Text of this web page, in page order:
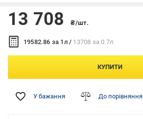
13 708 ₴/шт.
19582.86 за 1л / 13708 за 0.7л
КУПИТИ
У бажання До порівняння